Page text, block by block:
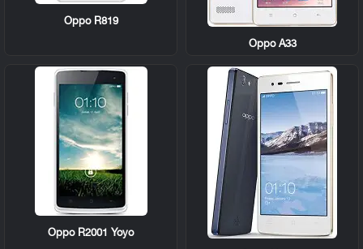
Oppo A33
Oppo R819
Oppo R2001 Yoyo